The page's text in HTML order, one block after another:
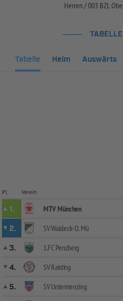
Herren / 003 BZL
Tabelle Heim Auswärts
Pl. Verein
1. MTV München
2.
SV Waldeck-O. Mü
3.
1.FC Penzberg
4.
SV Raisting
5.
SV Untermenzing